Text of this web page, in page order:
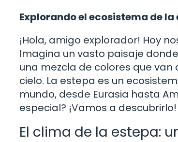
Explorando el ecosistema de la
¡Hola, amigo explorador! Hoy
Imagina un vasto paisaje
una mezcla de colores que
cielo. La estepa es un
mundo, desde Eurasia hasta
especial? ¡Vamos a descubrirlo!
El clima de la estepa: